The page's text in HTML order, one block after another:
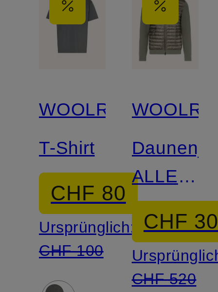
WOOLRICH
T-Shirt
CHF 80
Ursprünglich:
CHF 100
ALLEN
im
CHF
CHF 520